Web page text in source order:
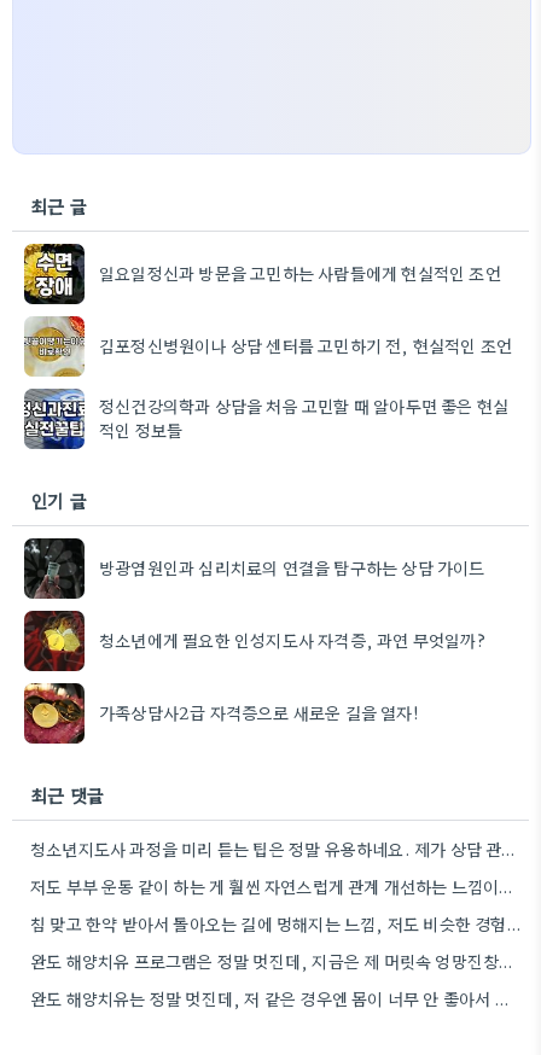
최근 글
일요일정신과 방문을 고민하는 사람들에게 현실적인 조언
김포정신병원이나 상담 센터를 고민하기 전, 현실적인 조언
정신건강의학과 상담을 처음 고민할 때 알아두면 좋은 현실
적인 정보들
인기 글
방광염원인과 심리치료의 연결을 탐구하는 상담 가이드
청소년에게 필요한 인성지도사 자격증, 과연 무엇일까?
가족상담사2급 자격증으로 새로운 길을 열자!
최근 댓글
청소년지도사 과정을 미리 듣는 팁은 정말 유용하네요. 제가 상담 관련 공부를 시작할 때도 비슷한 고민을…
저도 부부 운동 같이 하는 게 훨씬 자연스럽게 관계 개선하는 느낌이었어요.
침 맞고 한약 받아서 돌아오는 길에 멍해지는 느낌, 저도 비슷한 경험 있어요. 스트레스 해소 방법…
완도 해양치유 프로그램은 정말 멋진데, 지금은 제 머릿속 엉망진창인 상태라 오히려 더 답답한 느낌이네요.
완도 해양치유는 정말 멋진데, 저 같은 경우엔 몸이 너무 안 좋아서 그런 거 보면서 힐링하기…